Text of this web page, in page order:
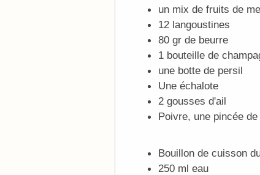
un mix de fruits de
12 langoustines
80 gr de beurre
1 bouteille de
une botte de persil
Une échalote
2 gousses d'ail
Poivre, une pincée
Bouillon de cuisson
250 ml eau